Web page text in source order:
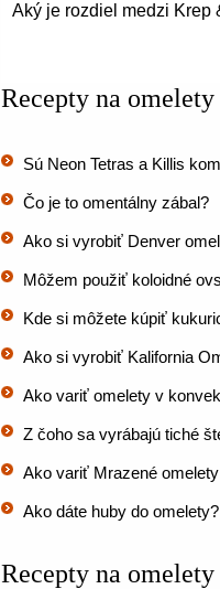
Aký je rozdiel medzi Krep
Recepty na omelety
Sú Neon Tetras a Killis
Čo je to omentálny zábal?
Ako si vyrobiť Denver
Môžem použiť koloidné
Kde si môžete kúpiť
Ako si vyrobiť Kalifornia
Ako variť omelety v
Z čoho sa vyrábajú tiché
Ako variť Mrazené
Ako dáte huby do omelety?
Recepty na omelety